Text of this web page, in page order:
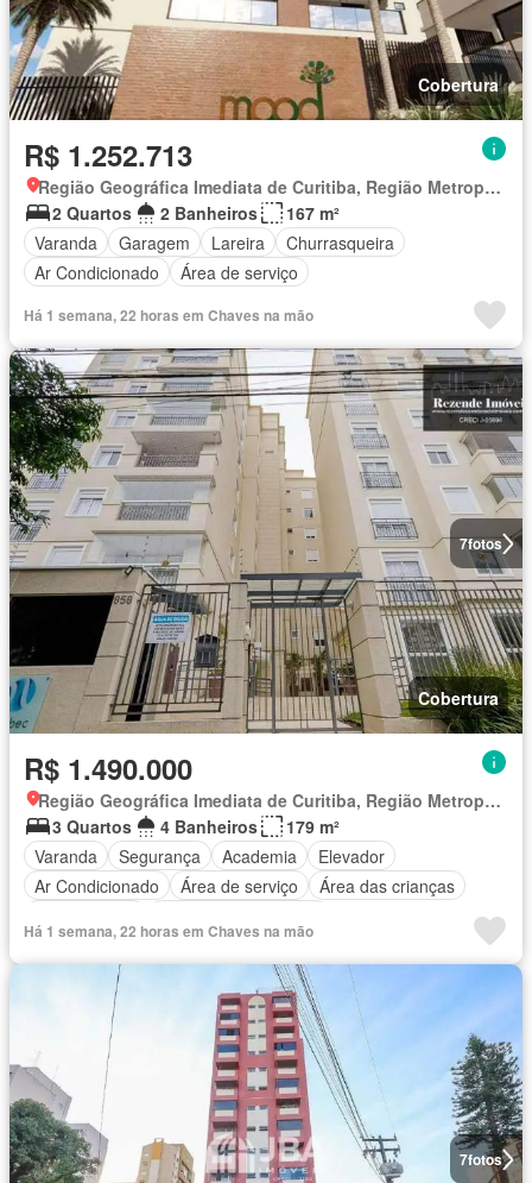
Cobertura
R$ 1.252.713
Região Geográfica Imediata de Curitiba, Região Metropolitana de Curitiba
2 Quartos
2 Banheiros
167 m²
Varanda
Garagem Lareira
Churrasqueira
Ar Condicionado
Área de serviço
Há 1 semana, 22 horas em Chaves na mão
7fotos
Cobertura
R$ 1.490.000
Região Geográfica Imediata de Curitiba, Região Metropolitana de Curitiba
3 Quartos
4 Banheiros
179 m²
Varanda
Segurança Academia
Elevador
Ar Condicionado
Área de serviço
Área das crianças
Há 1 semana, 22 horas em Chaves na mão
7fotos